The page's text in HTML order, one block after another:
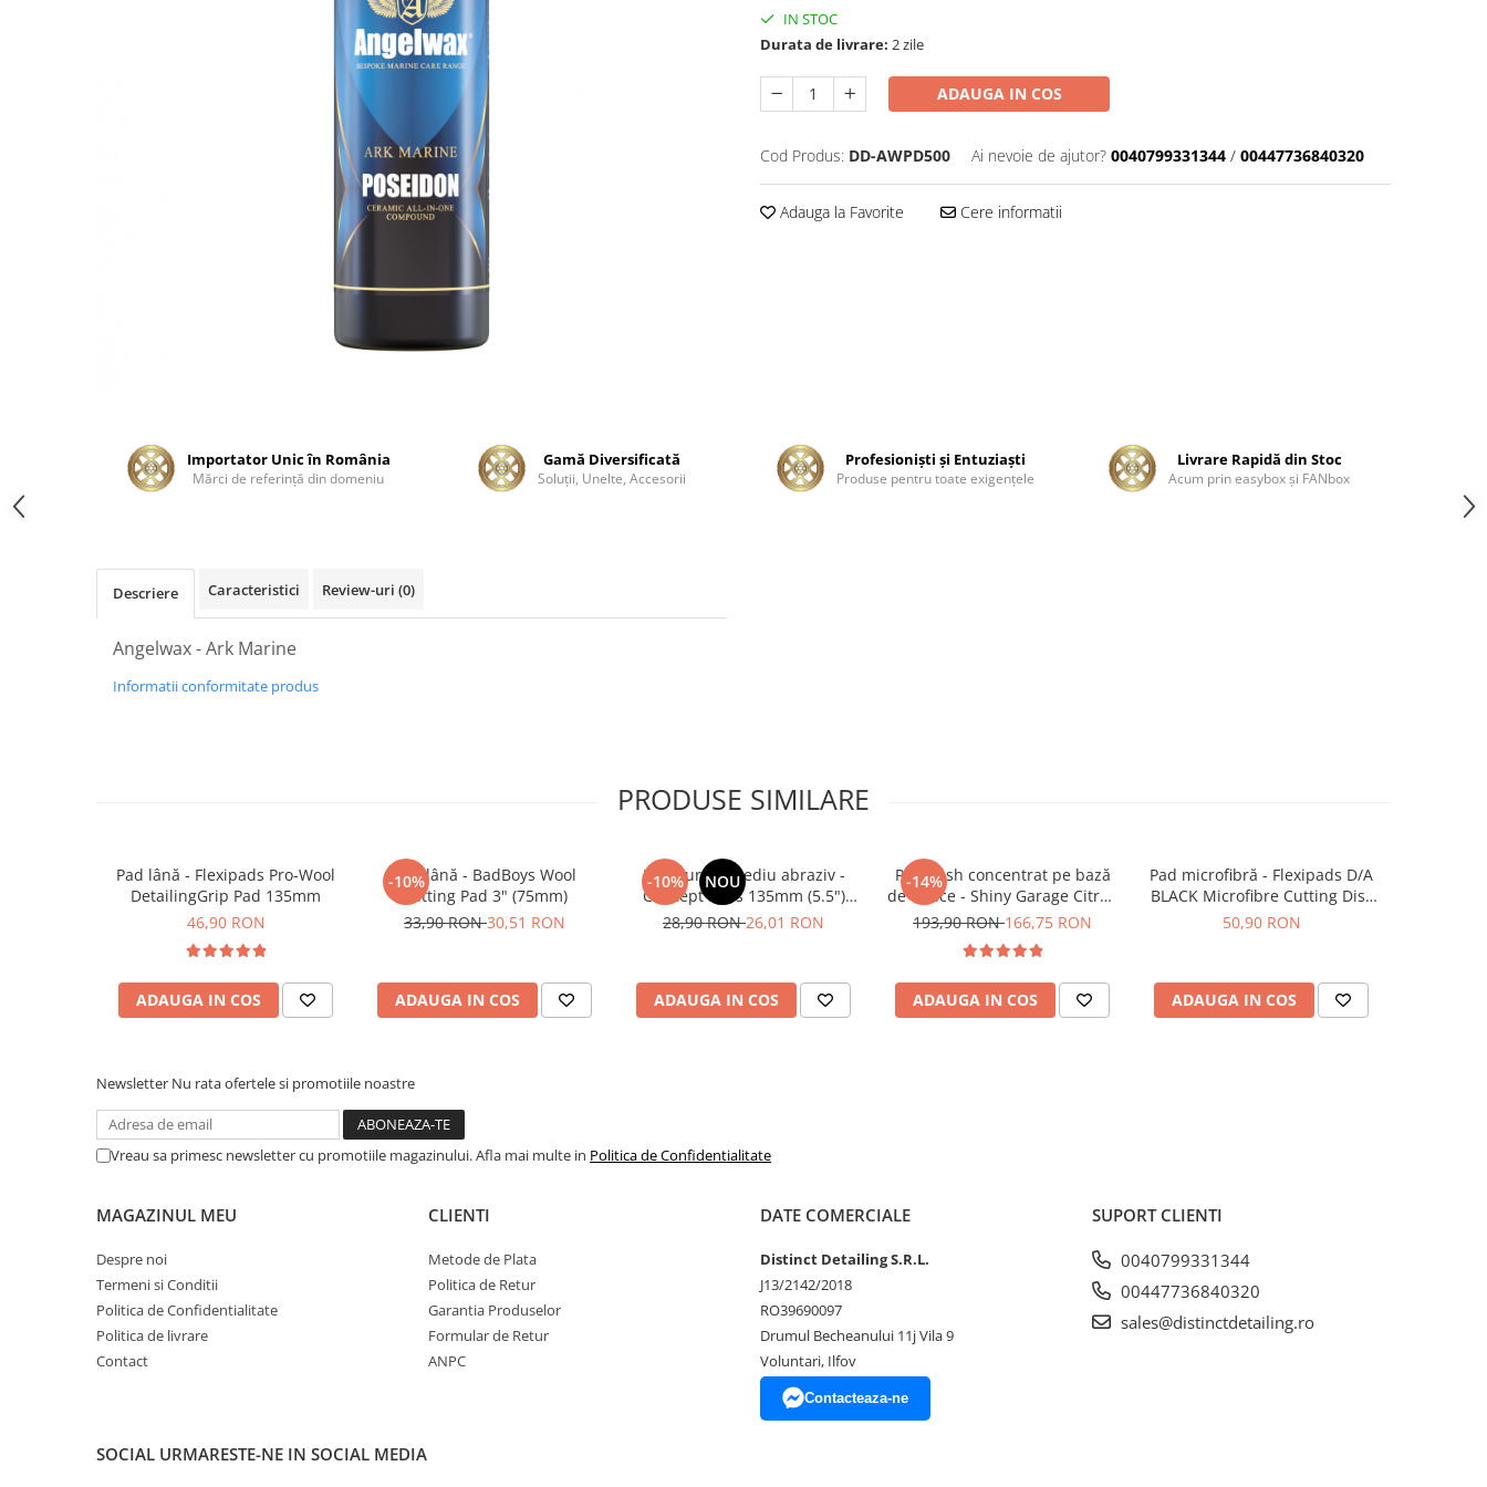
Plastice
Tratamente şi Întreţinere
Lavete Microfibră
Accesorii Detailing Auto
Pulverizatoare
Pensule şi Perii
Kit-uri Detailing
Seria PRO (5L & 25L)
Jante şi Anvelope
Compartiment Motor
Paint Protection Film (PPF)
Oferte Speciale
Detailing Outlet
Distinct Lifestyle
IN STOC
Durata de livrare: 2 zile
ADAUGA IN COS
Cod Produs: DD-AWPD500 Ai nevoie de ajutor? 0040799331344 / 00447736840320
Adauga la Favorite Cere informatii
Importator Unic în România
Mărci de referinţă din domeniu
Gamă Diversificată
Soluţii, Unelte, Accesorii
Profesionişti şi Entuziaşti
Produse pentru toate exigenţele
Livrare Rapidă din Stoc
Acum prin easybox şi FANbox
Descriere Caracteristici Review-uri (0)
Angelwax - Ark Marine
Informatii conformitate produs
PRODUSE SIMILARE
Pad lână - Flexipads Pro-Wool
DetailingGrip Pad 135mm
46,90 RON
ADAUGA IN COS
-10%
Pad lână - BadBoys Wool
Cutting Pad 3" (75mm)
33,90 RON30,51 RON
ADAUGA IN COS
-10% NOU
Pad burete mediu abraziv -
Concept Pads 135mm (5.5")
Yellow Polishing Pad
28,90 RON26,01 RON
ADAUGA IN COS
-14%
Pre-wash concentrat pe bază
de citrice - Shiny Garage Citrus
Infused TFR (5L)
193,90 RON166,75 RON
ADAUGA IN COS
Pad microfibră - Flexipads D/A
BLACK Microfibre Cutting Disc
5" (125mm)
50,90 RON
ADAUGA IN COS
Newsletter Nu rata ofertele si promotiile noastre
Vreau sa primesc newsletter cu promotiile magazinului. Afla mai multe in Politica de Confidentialitate
MAGAZINUL MEU
Despre noi
Termeni si Conditii
Politica de Confidentialitate
Politica de livrare
Contact
CLIENTI
Metode de Plata
Politica de Retur
Garantia Produselor
Formular de Retur
ANPC
DATE COMERCIALE
Distinct Detailing S.R.L.
J13/2142/2018
RO39690097
Drumul Becheanului 11j Vila 9
Voluntari, Ilfov
Contacteaza-ne
SUPORT CLIENTI
0040799331344
00447736840320
sales@distinctdetailing.ro
SOCIAL URMARESTE-NE IN SOCIAL MEDIA